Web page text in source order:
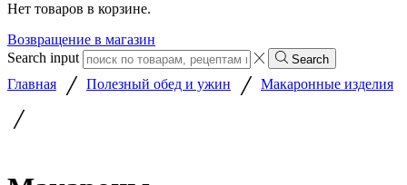
Нет товаров в корзине.
Возвращение в магазин
Search input
Search
Главная / Полезный обед и ужин / Макаронные изделия
/